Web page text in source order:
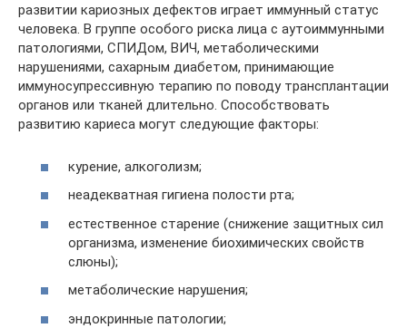
развитии кариозных дефектов играет иммунный статус
человека. В группе особого риска лица с аутоиммунными
патологиями, СПИДом, ВИЧ, метаболическими
нарушениями, сахарным диабетом, принимающие
иммуносупрессивную терапию по поводу трансплантации
органов или тканей длительно. Способствовать
развитию кариеса могут следующие факторы:
курение, алкоголизм;
неадекватная гигиена полости рта;
естественное старение (снижение защитных сил
организма, изменение биохимических свойств
слюны);
метаболические нарушения;
эндокринные патологии;